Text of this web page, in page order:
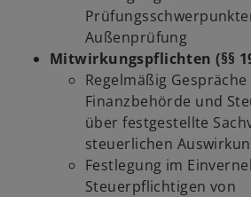
Außenprüfung
Mitwirkungspflichten (§§
Regelmäßig
Finanzbehörde und
über festgestellte
steuerlichen
Festlegung im
Steuerpflichtigen von